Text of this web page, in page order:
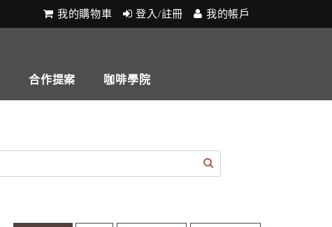
我的購物車 登入/註冊 我的帳戶
合作提案 咖啡學院